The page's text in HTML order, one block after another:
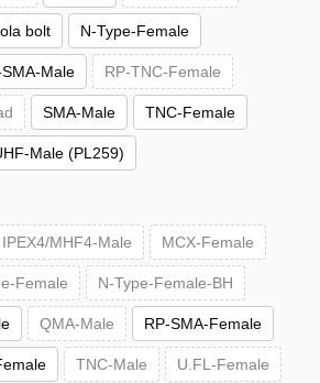
bolt N-Type-Female
SMA-Male RP-TNC-Female
SMA-Male TNC-Female
Male (PL259)
IPEX4/MHF4-Male MCX-Female
Female N-Type-Female-BH
QMA-Male RP-SMA-Female
TNC-Male U.FL-Female